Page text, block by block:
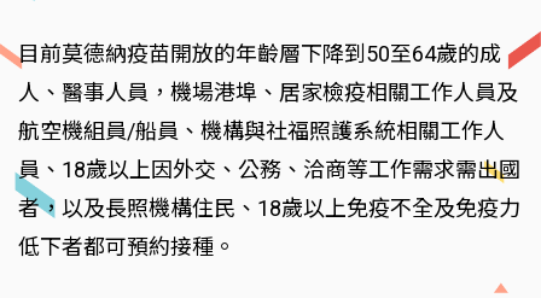
目前莫德納疫苗開放的年齡層下降到50至64歲的成
人、醫事人員，機場港埠、居家檢疫相關工作人員及
航空機組員/船員、機構與社福照護系統相關工作人
員、18歲以上因外交、公務、洽商等工作需求需出國
者，以及長照機構住民、18歲以上免疫不全及免疫力
低下者都可預約接種。